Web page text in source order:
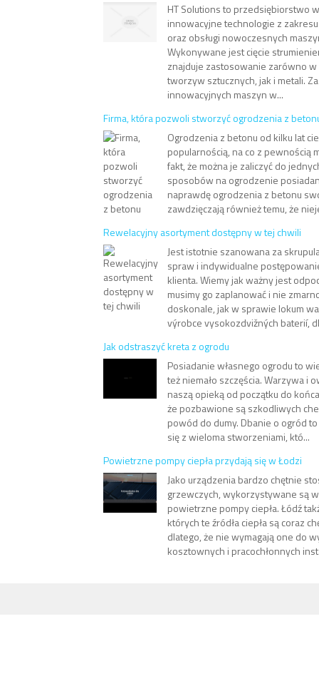
HT Solutions to przedsiębiorstwo
innowacyjne technologie z
oraz obsługi nowoczesnych
Wykonywane jest cięcie
znajduje zastosowanie zarówno w
tworzyw sztucznych, jak i metali.
innowacyjnych maszyn w...
Firma, która pozwoli stworzyć ogrodzenia z
Ogrodzenia z betonu od kilku lat
popularnością, na co z pewnością
fakt, że można je zaliczyć do
sposobów na ogrodzenie
naprawdę ogrodzenia z betonu
zawdzięczają również temu, że
Rewelacyjny asortyment dostępny w tej chwili
Jest istotnie szanowana za
spraw i indywidualne
klienta. Wiemy jak ważny jest
musimy go zaplanować i nie
doskonale, jak w sprawie lokum
výrobce vysokozdvižných baterií,
Jak odstraszyć kreta z ogrodu
Posiadanie własnego ogrodu to
też niemało szczęścia. Warzywa i
naszą opieką od początku do
że pozbawione są szkodliwych
powód do dumy. Dbanie o ogród
się z wieloma stworzeniami, któ...
Powietrzne pompy ciepła przydają się w Łodzi
Jako urządzenia bardzo chętnie
grzewczych, wykorzystywane są w
powietrzne pompy ciepła. Łódź
których te źródła ciepła są coraz
dlatego, że nie wymagają one do
kosztownych i pracochłonnych